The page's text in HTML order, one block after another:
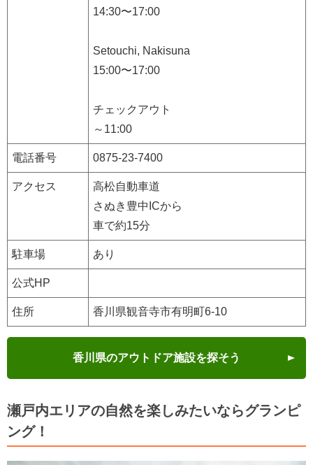
14:30〜17:00
Setouchi, Nakisuna
15:00〜17:00
チェックアウト
～11:00
電話番号 0875-23-7400
アクセス
高松自動車道
さぬき豊中ICから
車で約15分
駐車場 あり
公式HP
住所 ⾹川県観⾳寺市有明町6-10
香川県のアウトドア施設を探そう
瀬戸内エリアの自然を楽しみたいならグランピ
ング！